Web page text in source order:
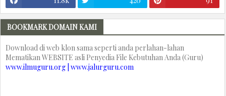
BOOKMARK DOMAIN KAMI
Download di web klon sama seperti anda perlahan-lahan
Mematikan WEBSITE asli Penyedia File Kebutuhan Anda (Guru)
www.ilmuguru.org | www.jalurguru.com